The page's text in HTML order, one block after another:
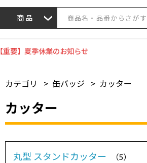
商品
【重要】夏季休業のお知らせ
カテゴリ > 缶バッジ > カッター
カッター
丸型 スタンドカッター （5）